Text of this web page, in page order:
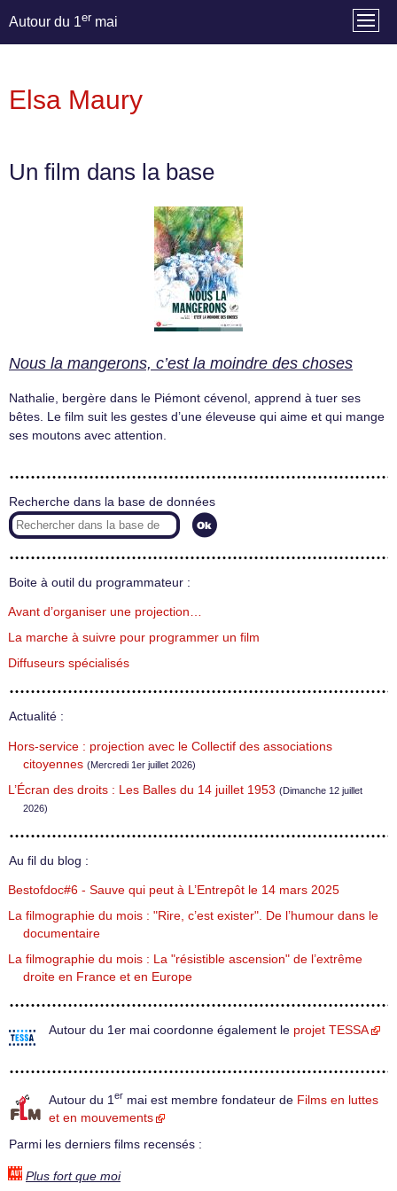
Autour du 1er mai
Elsa Maury
Un film dans la base
Nous la mangerons, c’est la moindre des choses
Nathalie, bergère dans le Piémont cévenol, apprend à tuer ses
bêtes. Le film suit les gestes d’une éleveuse qui aime et qui mange
ses moutons avec attention.
Recherche dans la base de données
Boite à outil du programmateur :
Avant d’organiser une projection…
La marche à suivre pour programmer un film
Diffuseurs spécialisés
Actualité :
Hors-service : projection avec le Collectif des associations
citoyennes (Mercredi 1er juillet 2026)
L’Écran des droits : Les Balles du 14 juillet 1953 (Dimanche 12 juillet
2026)
Au fil du blog :
Bestofdoc#6 - Sauve qui peut à L’Entrepôt le 14 mars 2025
La filmographie du mois : "Rire, c’est exister". De l’humour dans le
documentaire
La filmographie du mois : La "résistible ascension" de l’extrême
droite en France et en Europe
Autour du 1er mai coordonne également le projet TESSA
Autour du 1 er mai est membre fondateur de Films en luttes
et en mouvements
Parmi les derniers films recensés :
Plus fort que moi